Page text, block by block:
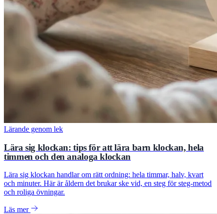
Lärande genom lek
Lära sig klockan: tips för att lära barn klockan, hela
timmen och den analoga klockan
Lära sig klockan handlar om rätt ordning: hela timmar, halv, kvart
och minuter. Här är åldern det brukar ske vid, en steg för steg-metod
och roliga övningar.
Läs mer